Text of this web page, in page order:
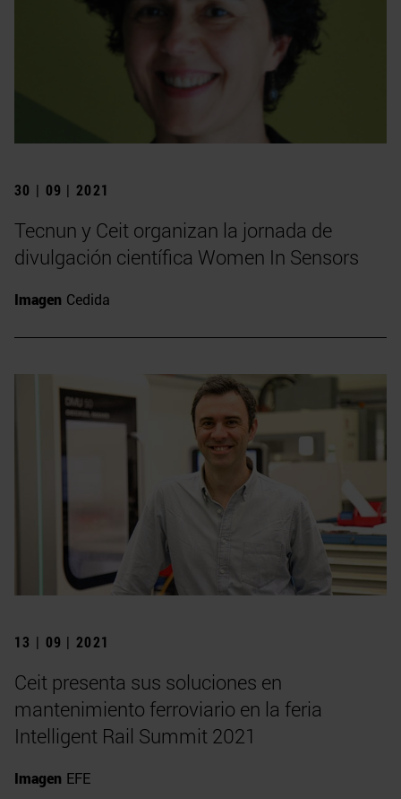
30 | 09 | 2021
Tecnun y Ceit organizan la jornada de
divulgación científica Women In Sensors
Imagen Cedida
13 | 09 | 2021
Ceit presenta sus soluciones en
mantenimiento ferroviario en la feria
Intelligent Rail Summit 2021
Imagen EFE